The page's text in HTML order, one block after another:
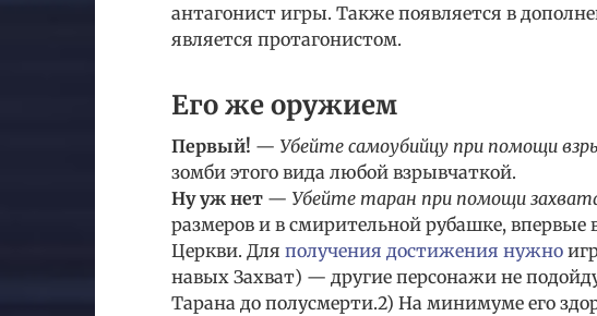
антагонист игры. Также появляется в
является протагонистом.
Его же оружием
Первый! — Убейте самоубийцу при помощи
зомби этого вида любой взрывчаткой.
Ну уж нет — Убейте таран при помощи
размеров и в смирительной рубашке,
Церкви. Для получения достижения нужно
навых Захват) — другие персонажи не
Тарана до полусмерти.2) На минимуме его